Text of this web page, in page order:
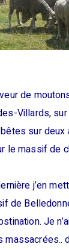
de
Villards,
sur deux
le massif de
j’en
de
Je
massacrées..